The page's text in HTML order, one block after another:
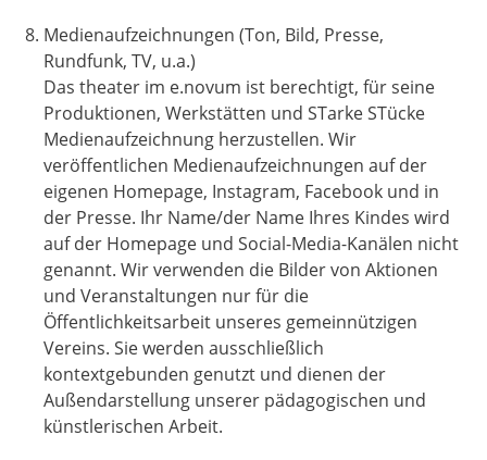
Medienaufzeichnungen (Ton, Bild, Presse,
Rundfunk, TV, u.a.)
Das theater im e.novum ist berechtigt, für seine
Produktionen, Werkstätten und STarke STücke
Medienaufzeichnung herzustellen. Wir
veröffentlichen Medienaufzeichnungen auf der
eigenen Homepage, Instagram, Facebook und in
der Presse. Ihr Name/der Name Ihres Kindes wird
auf der Homepage und Social-Media-Kanälen nicht
genannt. Wir verwenden die Bilder von Aktionen
und Veranstaltungen nur für die
Öffentlichkeitsarbeit unseres gemeinnützigen
Vereins. Sie werden ausschließlich
kontextgebunden genutzt und dienen der
Außendarstellung unserer pädagogischen und
künstlerischen Arbeit.